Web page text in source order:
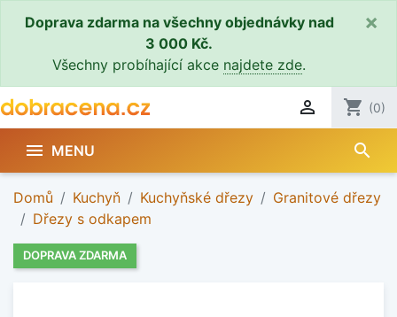
Doprava zdarma na všechny objednávky nad
3 000 Kč.
Všechny probíhající akce najdete zde.
×
 shopping_cart (0)
 MENU search
Domů Kuchyň Kuchyňské dřezy
Granitové dřezy
Dřezy s odkapem
DOPRAVA ZDARMA